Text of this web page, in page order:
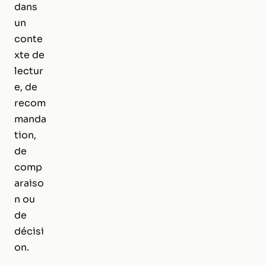
dans
un
conte
xte de
lectur
e, de
recom
manda
tion,
de
comp
araiso
n ou
de
décisi
on.